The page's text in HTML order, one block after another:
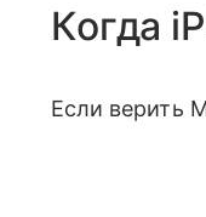
Когда
Если верить